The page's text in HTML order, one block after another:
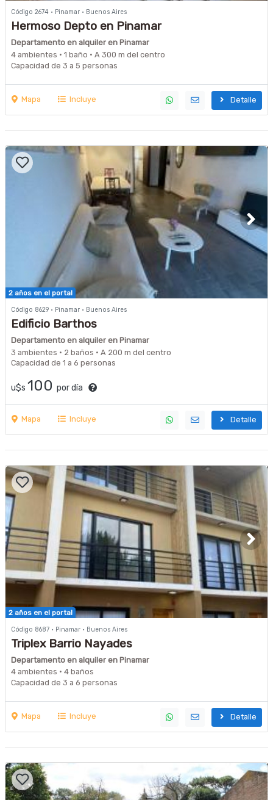
Código 2674 · Pinamar · Buenos Aires
Hermoso Depto en Pinamar
Departamento en alquiler en Pinamar
4 ambientes · 1 baño · A 300 m del centro
Capacidad de 3 a 5 personas
Mapa Incluye Detalle
2 años en el portal
Código 8629 · Pinamar · Buenos Aires
Edificio Barthos
Departamento en alquiler en Pinamar
3 ambientes · 2 baños · A 200 m del centro
Capacidad de 1 a 6 personas
u$s 100 por día
Mapa Incluye Detalle
2 años en el portal
Código 8687 · Pinamar · Buenos Aires
Triplex Barrio Nayades
Departamento en alquiler en Pinamar
4 ambientes · 4 baños
Capacidad de 3 a 6 personas
Mapa Incluye Detalle